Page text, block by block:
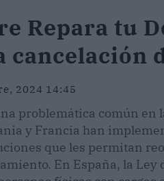
Repara tu
cancelación
2024 14:45
problemática común en
y Francia han
que les permitan
En España, la